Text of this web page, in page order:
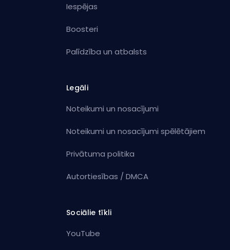
Iespējas
Boosteri
Palīdzība un atbalsts
Legāli
Noteikumi un nosacījumi
Noteikumi un nosacījumi spēlētājiem
Privātuma politika
Autortiesības / DMCA
Sociālie tīkli
YouTube